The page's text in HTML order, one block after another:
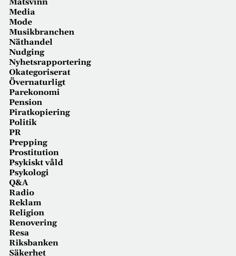
Matsvinn
Media
Mode
Musikbranchen
Näthandel
Nudging
Nyhetsrapportering
Okategoriserat
Övernaturligt
Parekonomi
Pension
Piratkopiering
Politik
PR
Prepping
Prostitution
Psykiskt våld
Psykologi
Q&A
Radio
Reklam
Religion
Renovering
Resa
Riksbanken
Säkerhet